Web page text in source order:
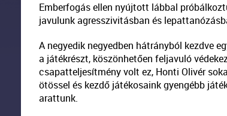
Emberfogás ellen nyújtott lábbal
javulunk agresszivitásban és
A negyedik negyedben hátrányból kezdve
a játékrészt, köszönhetően feljavuló
csapatteljesítmény volt ez, Honti Olivér
ötössel és kezdő játékosaink gyengébb
arattunk.